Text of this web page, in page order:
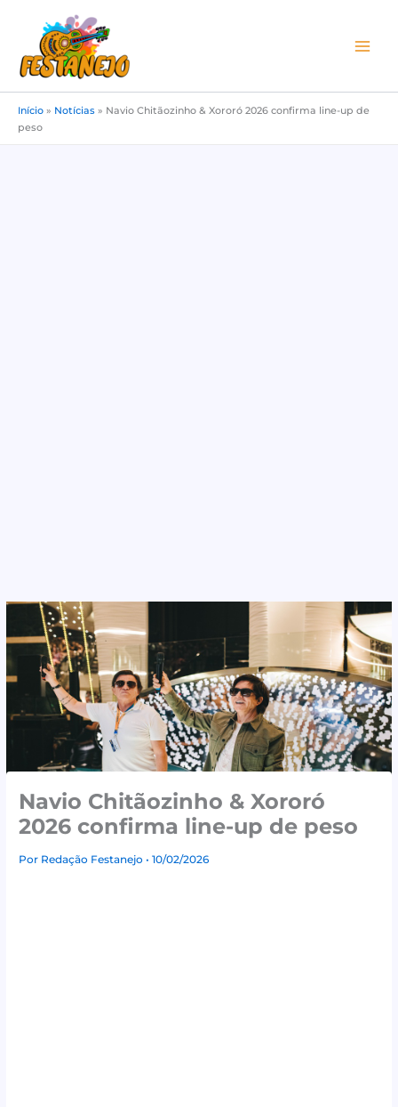
conteúdo
Início » Notícias » Navio Chitãozinho & Xororó 2026 confirma line-up de
peso
Navio Chitãozinho & Xororó
2026 confirma line-up de peso
Por Redação Festanejo• 10/02/2026